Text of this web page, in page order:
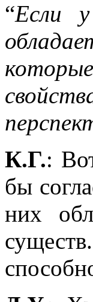
“Если
К.Г.:
бы
них